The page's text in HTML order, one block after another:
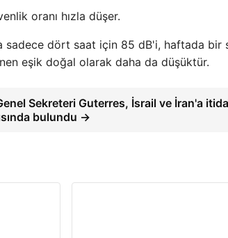
oranı hızla düşer.
sadece dört saat için 85 dB'i, haftada bir
eşik doğal olarak daha da düşüktür.
Sekreteri Guterres, İsrail ve İran'a
bulundu →